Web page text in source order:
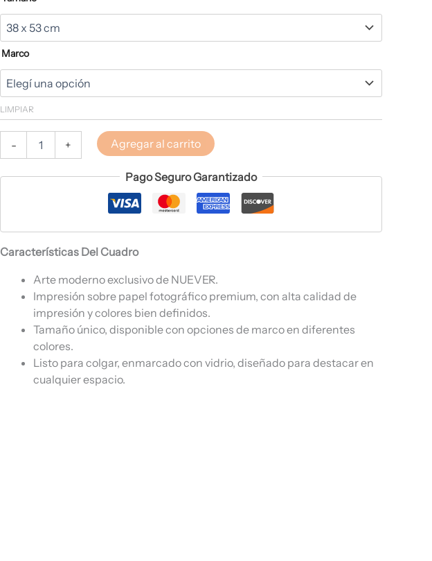
hasta
$ 67.960
Marco
LIMPIAR
- + Agregar al carrito
Pago Seguro Garantizado
Características Del Cuadro
Arte moderno exclusivo de NUEVER.
Impresión sobre papel fotográfico premium, con alta calidad de
impresión y colores bien definidos.
Tamaño único, disponible con opciones de marco en diferentes
colores.
Listo para colgar, enmarcado con vidrio, diseñado para destacar en
cualquier espacio.